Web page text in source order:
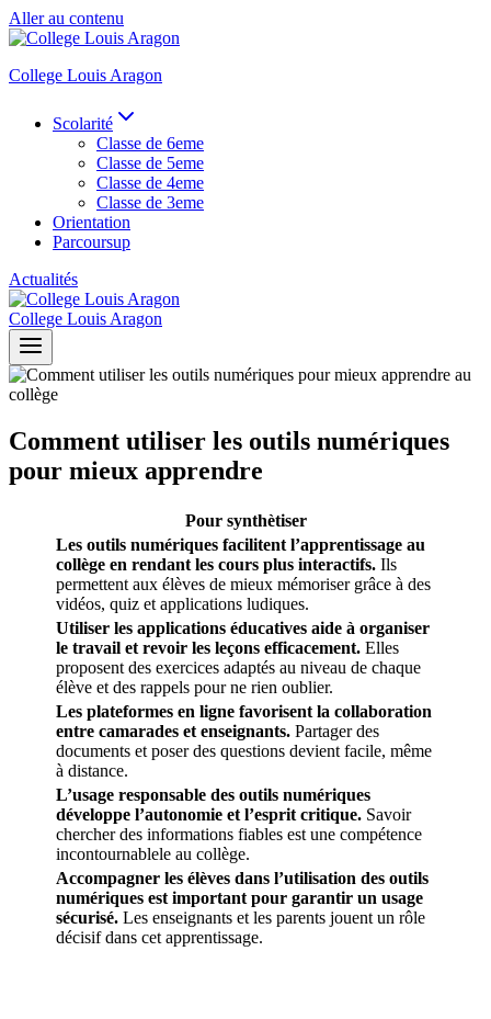
Aller au contenu
College Louis Aragon
Scolarité
Classe de 6eme
Classe de 5eme
Classe de 4eme
Classe de 3eme
Orientation
Parcoursup
Actualités
College Louis Aragon
Comment utiliser les outils numériques
pour mieux apprendre
Pour synthètiser
Les outils numériques facilitent l’apprentissage au
collège en rendant les cours plus interactifs. Ils
permettent aux élèves de mieux mémoriser grâce à des
vidéos, quiz et applications ludiques.
Utiliser les applications éducatives aide à organiser
le travail et revoir les leçons efficacement. Elles
proposent des exercices adaptés au niveau de chaque
élève et des rappels pour ne rien oublier.
Les plateformes en ligne favorisent la collaboration
entre camarades et enseignants. Partager des
documents et poser des questions devient facile, même
à distance.
L’usage responsable des outils numériques
développe l’autonomie et l’esprit critique. Savoir
chercher des informations fiables est une compétence
incontournablele au collège.
Accompagner les élèves dans l’utilisation des outils
numériques est important pour garantir un usage
sécurisé. Les enseignants et les parents jouent un rôle
décisif dans cet apprentissage.